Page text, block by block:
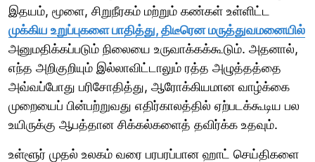
இதயம், மூளை, சிறுநீரகம் மற்றும் கண்கள் உள்ளிட்ட
முக்கிய உறுப்புகளை பாதித்து, திடீரென மருத்துவமனையில்
அனுமதிக்கப்படும் நிலையை உருவாக்கக்கூடும். அதனால்,
எந்த அறிகுறியும் இல்லாவிட்டாலும் ரத்த அழுத்தத்தை
அவ்வப்போது பரிசோதித்து, ஆரோக்கியமான வாழ்க்கை
முறையைப் பின்பற்றுவது எதிர்காலத்தில் ஏற்படக்கூடிய பல
உயிருக்கு ஆபத்தான சிக்கல்களைத் தவிர்க்க உதவும்.
உள்ளூர் முதல் உலகம் வரை பரபரப்பான ஹாட் செய்திகளை